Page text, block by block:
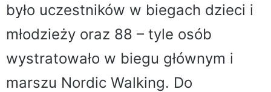
było uczestników w biegach dzieci i
młodzieży oraz 88 – tyle osób
wystratowało w biegu głównym i
marszu Nordic Walking. Do